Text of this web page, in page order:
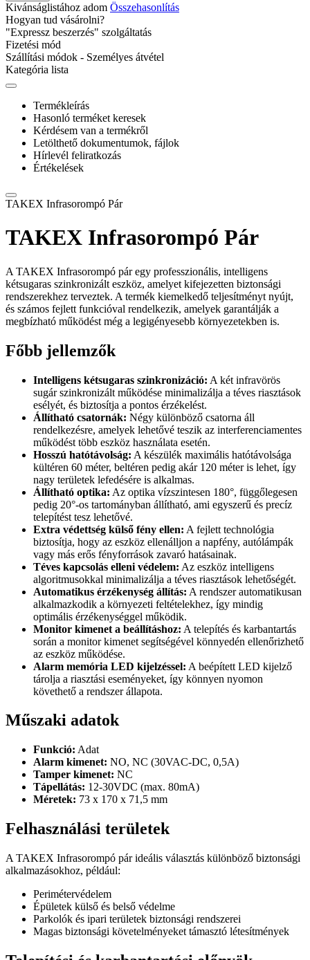
Kivánságlistához adom Összehasonlítás
Hogyan tud vásárolni?
"Expressz beszerzés" szolgáltatás
Fizetési mód
Szállítási módok - Személyes átvétel
Kategória lista
Termékleírás
Hasonló terméket keresek
Kérdésem van a termékről
Letölthető dokumentumok, fájlok
Hírlevél feliratkozás
Értékelések
TAKEX Infrasorompó Pár
TAKEX Infrasorompó Pár
A TAKEX Infrasorompó pár egy professzionális, intelligens
kétsugaras szinkronizált eszköz, amelyet kifejezetten biztonsági
rendszerekhez terveztek. A termék kiemelkedő teljesítményt nyújt,
és számos fejlett funkcióval rendelkezik, amelyek garantálják a
megbízható működést még a legigényesebb környezetekben is.
Főbb jellemzők
Intelligens kétsugaras szinkronizáció: A két infravörös
sugár szinkronizált működése minimalizálja a téves riasztások
esélyét, és biztosítja a pontos érzékelést.
Állítható csatornák: Négy különböző csatorna áll
rendelkezésre, amelyek lehetővé teszik az interferenciamentes
működést több eszköz használata esetén.
Hosszú hatótávolság: A készülék maximális hatótávolsága
kültéren 60 méter, beltéren pedig akár 120 méter is lehet, így
nagy területek lefedésére is alkalmas.
Állítható optika: Az optika vízszintesen 180°, függőlegesen
pedig 20°-os tartományban állítható, ami egyszerű és precíz
telepítést tesz lehetővé.
Extra védettség külső fény ellen: A fejlett technológia
biztosítja, hogy az eszköz ellenálljon a napfény, autólámpák
vagy más erős fényforrások zavaró hatásainak.
Téves kapcsolás elleni védelem: Az eszköz intelligens
algoritmusokkal minimalizálja a téves riasztások lehetőségét.
Automatikus érzékenység állítás: A rendszer automatikusan
alkalmazkodik a környezeti feltételekhez, így mindig
optimális érzékenységgel működik.
Monitor kimenet a beállításhoz: A telepítés és karbantartás
során a monitor kimenet segítségével könnyedén ellenőrizhető
az eszköz működése.
Alarm memória LED kijelzéssel: A beépített LED kijelző
tárolja a riasztási eseményeket, így könnyen nyomon
követhető a rendszer állapota.
Műszaki adatok
Funkció: Adat
Alarm kimenet: NO, NC (30VAC-DC, 0,5A)
Tamper kimenet: NC
Tápellátás: 12-30VDC (max. 80mA)
Méretek: 73 x 170 x 71,5 mm
Felhasználási területek
A TAKEX Infrasorompó pár ideális választás különböző biztonsági
alkalmazásokhoz, például:
Perimétervédelem
Épületek külső és belső védelme
Parkolók és ipari területek biztonsági rendszerei
Magas biztonsági követelményeket támasztó létesítmények